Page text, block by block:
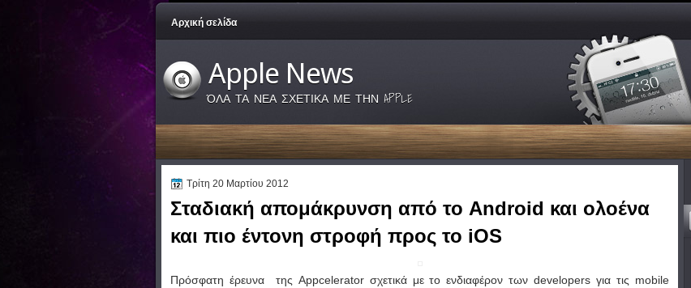
Αρχική σελίδα
Apple News
ΌΛΑ ΤΑ ΝΕΑ ΣΧΕΤΙΚΑ ΜΕ ΤΗΝ APPLE
Τρίτη 20 Μαρτίου 2012
Σταδιακή απομάκρυνση από το Android και ολοένα
και πιο έντονη στροφή προς το iOS
Πρόσφατη έρευνα της Appcelerator σχετικά με το ενδιαφέρον των developers για τις mobile